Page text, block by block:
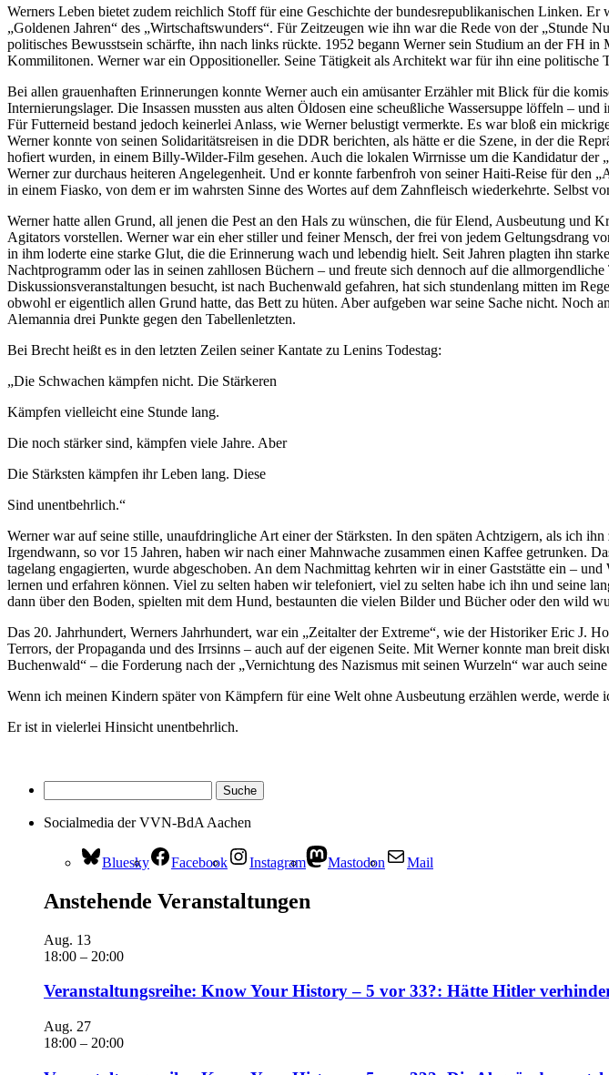
Werners Leben bietet zudem reichlich Stoff für eine Geschichte der bundesrepublikanischen Linken.
„Goldenen Jahren“ des „Wirtschaftswunders“. Für Zeitzeugen wie ihn war die Rede von der
politisches Bewusstsein schärfte, ihn nach links rückte. 1952 begann Werner sein Studium an der FH
Kommilitonen. Werner war ein Oppositioneller. Seine Tätigkeit als Architekt war für ihn eine politische
Bei allen grauenhaften Erinnerungen konnte Werner auch ein amüsanter Erzähler mit Blick für die
Internierungslager. Die Insassen mussten aus alten Öldosen eine scheußliche Wassersuppe löffeln –
Für Futterneid bestand jedoch keinerlei Anlass, wie Werner belustigt vermerkte. Es war bloß ein
Werner konnte von seinen Solidaritätsreisen in die DDR berichten, als hätte er die Szene, in der die
hofiert wurden, in einem Billy-Wilder-Film gesehen. Auch die lokalen Wirrnisse um die Kandidatur der
Werner zur durchaus heiteren Angelegenheit. Und er konnte farbenfroh von seiner Haiti-Reise für den
in einem Fiasko, von dem er im wahrsten Sinne des Wortes auf dem Zahnfleisch wiederkehrte. Selbst
Werner hatte allen Grund, all jenen die Pest an den Hals zu wünschen, die für Elend, Ausbeutung
Agitators vorstellen. Werner war ein eher stiller und feiner Mensch, der frei von jedem Geltungsdrang
in ihm loderte eine starke Glut, die die Erinnerung wach und lebendig hielt. Seit Jahren plagten ihn
Nachtprogramm oder las in seinen zahllosen Büchern – und freute sich dennoch auf die
Diskussionsveranstaltungen besucht, ist nach Buchenwald gefahren, hat sich stundenlang mitten im
obwohl er eigentlich allen Grund hatte, das Bett zu hüten. Aber aufgeben war seine Sache nicht. Noch
Alemannia drei Punkte gegen den Tabellenletzten.
Bei Brecht heißt es in den letzten Zeilen seiner Kantate zu Lenins Todestag:
„Die Schwachen kämpfen nicht. Die Stärkeren
Kämpfen vielleicht eine Stunde lang.
Die noch stärker sind, kämpfen viele Jahre. Aber
Die Stärksten kämpfen ihr Leben lang. Diese
Sind unentbehrlich.“
Werner war auf seine stille, unaufdringliche Art einer der Stärksten. In den späten Achtzigern, als ich
Irgendwann, so vor 15 Jahren, haben wir nach einer Mahnwache zusammen einen Kaffee getrunken.
tagelang engagierten, wurde abgeschoben. An dem Nachmittag kehrten wir in einer Gaststätte ein –
lernen und erfahren können. Viel zu selten haben wir telefoniert, viel zu selten habe ich ihn und seine
dann über den Boden, spielten mit dem Hund, bestaunten die vielen Bilder und Bücher oder den wild
Das 20. Jahrhundert, Werners Jahrhundert, war ein „Zeitalter der Extreme“, wie der Historiker Eric J.
Terrors, der Propaganda und des Irrsinns – auch auf der eigenen Seite. Mit Werner konnte man breit
Buchenwald“ – die Forderung nach der „Vernichtung des Nazismus mit seinen Wurzeln“ war auch
Wenn ich meinen Kindern später von Kämpfern für eine Welt ohne Ausbeutung erzählen werde, werde
Er ist in vielerlei Hinsicht unentbehrlich.
Socialmedia der VVN-BdA Aachen
Bluesky Facebook Instagram Mastodon Mail
Anstehende Veranstaltungen
Aug. 13
18:00 – 20:00
Veranstaltungsreihe: Know Your History – 5 vor 33?: Hätte Hitler
Aug. 27
18:00 – 20:00